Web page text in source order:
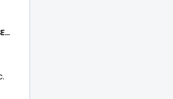
BARKIN HIGH PREMIUM ADULT ALL SIZE SENSITIVE FISH - JADRANSKÉ DRUHY RÝB 15KG